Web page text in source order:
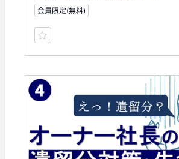
会員限定(無料)